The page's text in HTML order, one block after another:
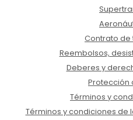
Contrato de
Reembolsos,
Deberes y
Protección
Términos y
Términos y condiciones de